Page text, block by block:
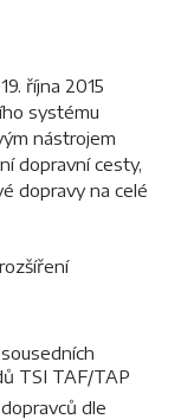
října 2015
systému
nástrojem
dopravní cesty,
dopravy na celé
TSI TAF/TAP
dle